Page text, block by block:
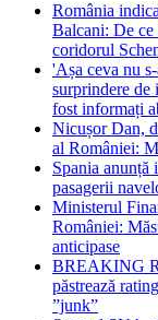
România
Balcani: De ce
coridorul
'Așa ceva nu
surprindere de
fost informați
Nicușor Dan,
al României:
Spania anunță
pasagerii
Ministerul
României:
anticipase
BREAKING
păstrează
”junk”